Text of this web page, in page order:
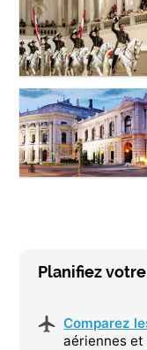
Planifiez
Comparez
aériennes